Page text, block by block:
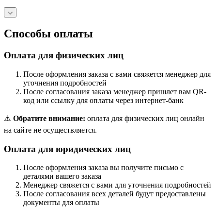
Способы оплаты
Оплата для физических лиц
После оформления заказа с вами свяжется менеджер для
уточнения подробностей
После согласования заказа менеджер пришлет вам QR-
код или ссылку для оплаты через интернет-банк
⚠️ Обратите внимание: оплата для физических лиц онлайн
на сайте не осуществляется.
Оплата для юридических лиц
После оформления заказа вы получите письмо с
деталями вашего заказа
Менеджер свяжется с вами для уточнения подробностей
После согласования всех деталей будут предоставлены
документы для оплаты